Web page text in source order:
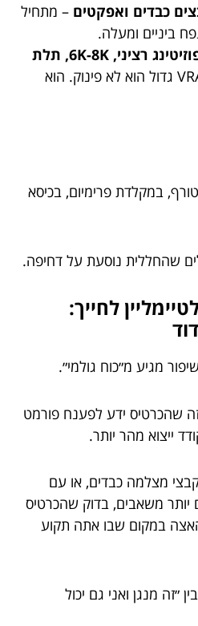
– מתחיל
ביניים ומעלה.
גריידינג כבד, קומפוזיטינג רציני, 6K-8K, תלת
– פה VRAM גדול הוא לא פינוק. הוא
במקלדת פרימיום, בכיסא
לחייך:
מגיע מ״כוח גולמי״.
שהכרטיס ידע לפענח פורמט
ייצוא מהר יותר.
מצלמה כבדים, או עם
יותר משאבים, בדוק שהכרטיס
במקום שבו אתה תקוע
״זה מנגן ואני גם יכול